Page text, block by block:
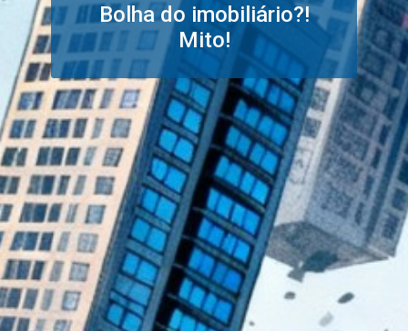
Bolha do imobiliário?!
Mito!